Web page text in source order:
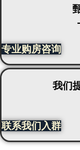
专业购房咨询
我们
联系我们入群